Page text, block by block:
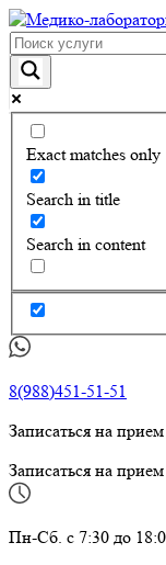
Exact matches only
Search in title
Search in content
8(988)451-51-51
Записаться на прием
Записаться на прием
Пн-Сб. с 7:30 до